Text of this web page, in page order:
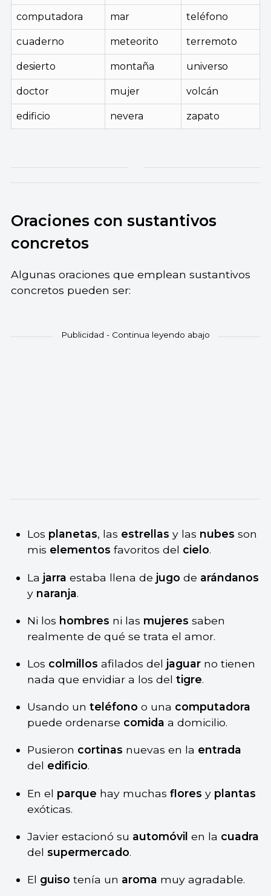
computadora mar teléfono
cuaderno meteorito terremoto
desierto montaña universo
doctor mujer volcán
edificio nevera zapato
Oraciones con sustantivos
concretos
Algunas oraciones que emplean sustantivos
concretos pueden ser:
Los planetas, las estrellas y las nubes son
mis elementos favoritos del cielo.
La jarra estaba llena de jugo de arándanos
y naranja.
Ni los hombres ni las mujeres saben
realmente de qué se trata el amor.
Los colmillos afilados del jaguar no tienen
nada que envidiar a los del tigre.
Usando un teléfono o una computadora
puede ordenarse comida a domicilio.
Pusieron cortinas nuevas en la entrada
del edificio.
En el parque hay muchas flores y plantas
exóticas.
Javier estacionó su automóvil en la cuadra
del supermercado.
El guiso tenía un aroma muy agradable.